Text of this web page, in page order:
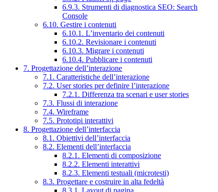
6.9.3. Strumenti di diagnostica SEO: Search
Console
6.10. Gestire i contenuti
6.10.1. L’inventario dei contenuti
6.10.2. Revisionare i contenuti
6.10.3. Migrare i contenuti
6.10.4. Pubblicare i contenuti
7. Progettazione dell’interazione
7.1. Caratteristiche dell’interazione
7.2. User stories per definire l’interazione
7.2.1. Differenza tra scenari e user stories
7.3. Flussi di interazione
7.4. Wireframe
7.5. Prototipi interattivi
8. Progettazione dell’interfaccia
8.1. Obiettivi dell’interfaccia
8.2. Elementi dell’interfaccia
8.2.1. Elementi di composizione
8.2.2. Elementi interattivi
8.2.3. Elementi testuali (microtesti)
8.3. Progettare e costruire in alta fedeltà
8.3.1. Layout di pagina